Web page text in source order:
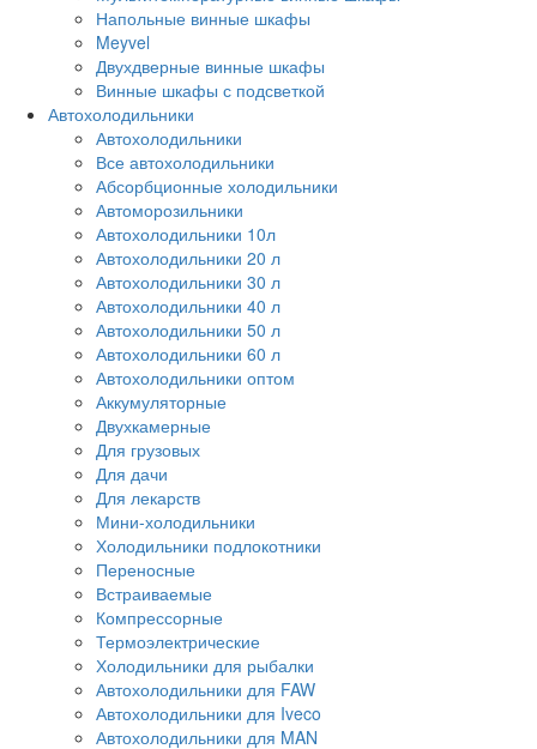
Напольные винные шкафы
Meyvel
Двухдверные винные шкафы
Винные шкафы с подсветкой
Автохолодильники
Автохолодильники
Все автохолодильники
Абсорбционные холодильники
Автоморозильники
Автохолодильники 10л
Автохолодильники 20 л
Автохолодильники 30 л
Автохолодильники 40 л
Автохолодильники 50 л
Автохолодильники 60 л
Автохолодильники оптом
Аккумуляторные
Двухкамерные
Для грузовых
Для дачи
Для лекарств
Мини-холодильники
Холодильники подлокотники
Переносные
Встраиваемые
Компрессорные
Термоэлектрические
Холодильники для рыбалки
Автохолодильники для FAW
Автохолодильники для Iveco
Автохолодильники для MAN